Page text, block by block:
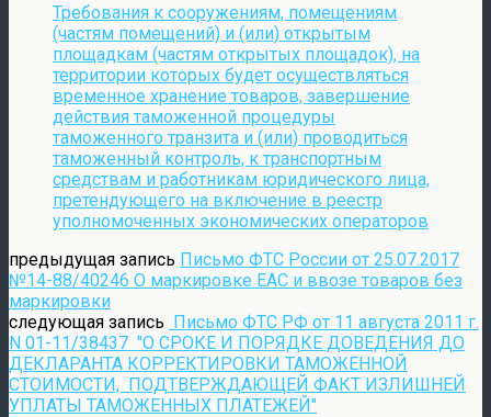
Требования к сооружениям, помещениям
(частям помещений) и (или) открытым
площадкам (частям открытых площадок), на
территории которых будет осуществляться
временное хранение товаров, завершение
действия таможенной процедуры
таможенного транзита и (или) проводиться
таможенный контроль, к транспортным
средствам и работникам юридического лица,
претендующего на включение в реестр
уполномоченных экономических операторов
предыдущая запись Письмо ФТС России от 25.07.2017
№14-88/40246 О маркировке ЕАС и ввозе товаров без
маркировки
следующая запись Письмо ФТС РФ от 11 августа 2011 г.
N 01-11/38437 "О СРОКЕ И ПОРЯДКЕ ДОВЕДЕНИЯ ДО
ДЕКЛАРАНТА КОРРЕКТИРОВКИ ТАМОЖЕННОЙ
СТОИМОСТИ, ПОДТВЕРЖДАЮЩЕЙ ФАКТ ИЗЛИШНЕЙ
УПЛАТЫ ТАМОЖЕННЫХ ПЛАТЕЖЕЙ"